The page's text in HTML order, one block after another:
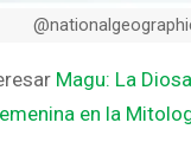
Magu: La
en la